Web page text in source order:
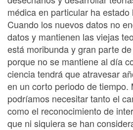
médica en particular ha
Cuando los nuevos datos no
datos y mantienen las viejas
está moribunda y gran parte
porque no se mantiene al día
ciencia tendrá que atravesar
en un corto periodo de tiempo.
podríamos necesitar tanto el
como el reconocimiento de
que ni siquiera se han